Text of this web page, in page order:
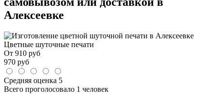
Алексеевке
Цветные шуточные печати
От 910 руб
970 руб
Средняя оценка 5
Всего проголосовало 1 человек